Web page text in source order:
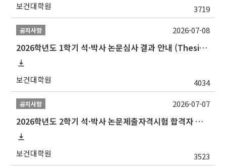
보건대학원 3719
공지사항
2026학년도 1학기 석·박사 논문심사 결과 안내 (Thesis Defense Result)
보건대학원 4034
2026-07-08
공지사항
2026학년도 2학기 석·박사 논문제출자격시험 합격자 공고(TSQ Exam Result)
보건대학원 3523
2026-07-07